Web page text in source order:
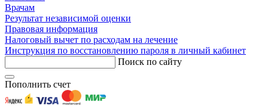
Врачам
Результат независимой оценки
Правовая информация
Налоговый вычет по расходам на лечение
Инструкция по восстановлению пароля в личный кабинет
Поиск по сайту
Пополнить счет